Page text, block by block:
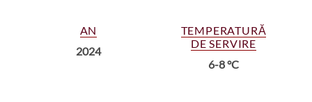
AN
2024
TEMPERATURĂ
DE SERVIRE
6-8 °C